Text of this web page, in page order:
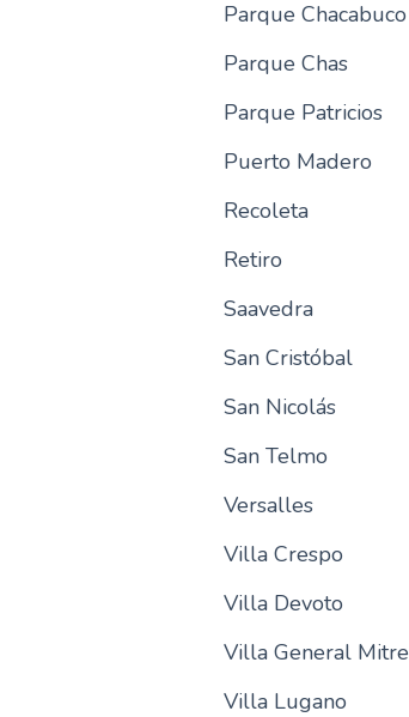
Parque Chacabuco
Parque Chas
Parque Patricios
Puerto Madero
Recoleta
Retiro
Saavedra
San Cristóbal
San Nicolás
San Telmo
Versalles
Villa Crespo
Villa Devoto
Villa General Mitre
Villa Lugano